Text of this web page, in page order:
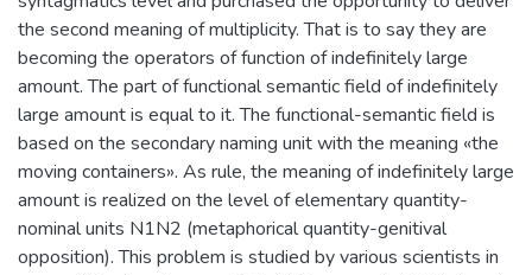
the second meaning of multiplicity. That is to say they are
becoming the operators of function of indefinitely large
amount. The part of functional semantic field of indefinitely
large amount is equal to it. The functional-semantic field is
based on the secondary naming unit with the meaning «the
moving containers». As rule, the meaning of indefinitely large
amount is realized on the level of elementary quantity-
nominal units N1N2 (metaphorical quantity-genitival
opposition). This problem is studied by various scientists in